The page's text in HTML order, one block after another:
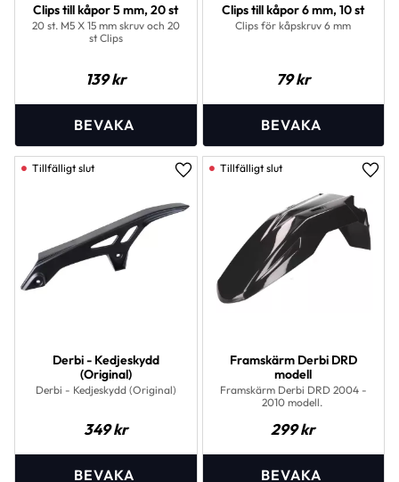
Clips till kåpor 5 mm, 20 st
20 st. M5 X 15 mm skruv och 20
st Clips
139kr
Clips till kåpor 6 mm, 10 st
Clips för kåpskruv 6 mm
79kr
Derbi - Kedjeskydd
(Original)
Derbi - Kedjeskydd (Original)
349kr
Lägg till i favoriter
Framskärm Derbi DRD
modell
Framskärm Derbi DRD 2004 -
2010 modell.
299kr